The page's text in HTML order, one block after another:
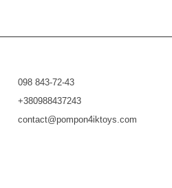
098 843-72-43
+380988437243
contact@pompon4iktoys.com